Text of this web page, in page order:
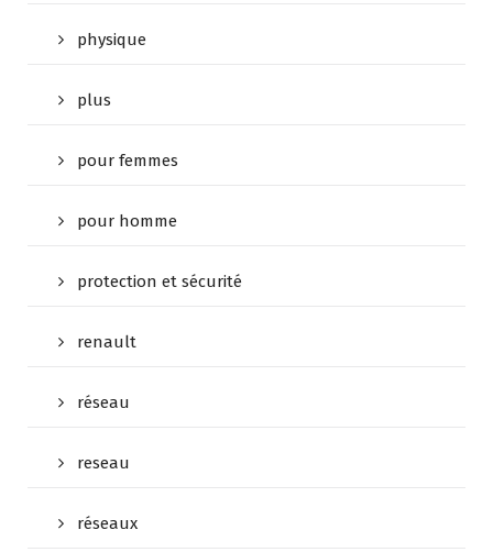
physique
plus
pour femmes
pour homme
protection et sécurité
renault
réseau
reseau
réseaux